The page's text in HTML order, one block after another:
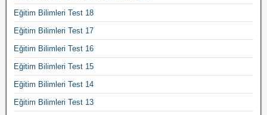
Eğitim Bilimleri Test 18
Eğitim Bilimleri Test 17
Eğitim Bilimleri Test 16
Eğitim Bilimleri Test 15
Eğitim Bilimleri Test 14
Eğitim Bilimleri Test 13